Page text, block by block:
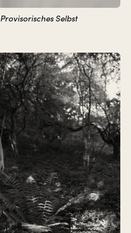
Provisorisches Selbst